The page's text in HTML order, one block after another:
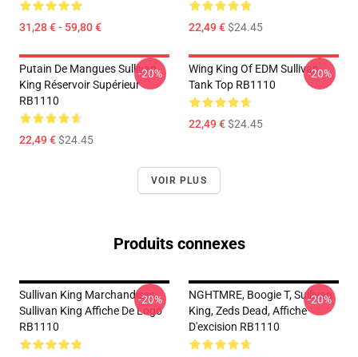
31,28 € - 59,80 € 22,49 €$24.45
Putain De Mangues Sullivan
King Réservoir Supérieur
RB1110
22,49 €$24.45
-20%
Wing King Of EDM Sullivan
Tank Top RB1110
22,49 €$24.45
-20%
VOIR PLUS
Produits connexes
Sullivan King Marchandises
Sullivan King Affiche De Logo
RB1110
-20%
NGHTMRE, Boogie T, Sullivan
King, Zeds Dead, Affiche
D'excision RB1110
-20%